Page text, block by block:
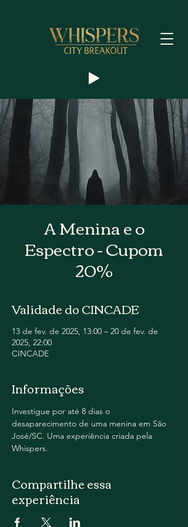
A Menina e o
Espectro - Cupom
20%
Validade do CINCADE
13 de fev. de 2025, 13:00 – 20 de fev. de
2025, 22:00
CINCADE
Informações
Investigue por até 8 dias o
desaparecimento de uma menina em São
José/SC. Uma experiência criada pela
Whispers.
Compartilhe essa
experiência